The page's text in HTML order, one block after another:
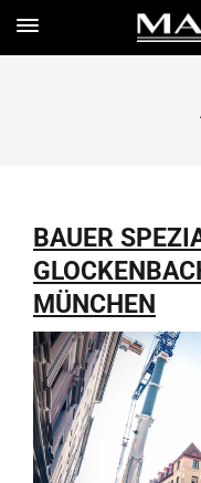
BAUER
MÜNCHEN